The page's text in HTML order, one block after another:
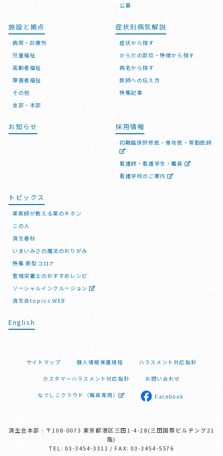
公募
施設と拠点
病院・診療所
児童福祉
高齢者福祉
障害者福祉
その他
支部・本部
症状別病気解説
症状から探す
からだの部位・特徴から探す
病名から探す
医師への伝え方
特集記事
お知らせ 採用情報
初期臨床研修医・専攻医・常勤医師
看護師・看護学生・職員
看護学校のご案内
トピックス
薬剤師が教える薬のキホン
この人
済生春秋
いまいみさの魔法のおりがみ
特集 新型コロナ
管理栄養士のおすすめレシピ
ソーシャルインクルージョン
済生会topics WEB
English
サイトマップ 個人情報保護規程 ハラスメント対応指針
カスタマーハラスメント対応指針 お問い合わせ
なでしこクラウド（職員専用） Facebook
済生会本部 : 〒108-0073 東京都港区三田1-4-28(三田国際ビルヂング21
階)
TEL: 03-3454-3311 / FAX: 03-3454-5576